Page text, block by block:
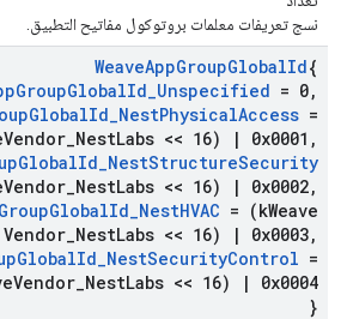
نسج تعريفات معلمات بروتوكول مفاتيح التطبيق.
WeaveAppGroupGlobalId{
GroupGlobalId_Unspecified = 0,
GlobalId_NestPhysicalAccess =
Vendor NestLabs << 16) | 0x0001 ,
GlobalId_NestStructureSecurity
Vendor NestLabs << 16) | 0x0002,
GroupGlobalId_NestHVAC = (kWeave
Vendor NestLabs << 16) | 0x0003,
GlobalId_NestSecurityControl =
Vendor NestLabs << 16) |
0x0004
}